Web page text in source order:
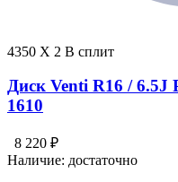
4350 X 2 В сплит
Диск Venti R16 /
1610
8 220 ₽
Наличие: достаточно